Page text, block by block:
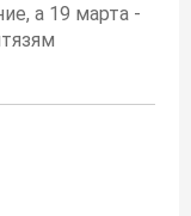
а 19 марта -